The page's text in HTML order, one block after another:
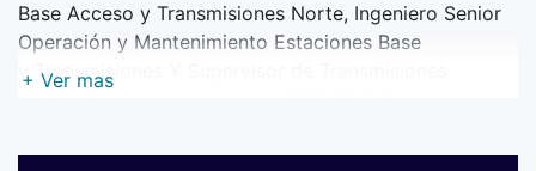
+ Ver mas
Base Acceso y Transmisiones Norte, Ingeniero Senior
Operación y Mantenimiento Estaciones Base
y Transmisiones Y Supervisor de Transmisiones
ELECTORAL, Totaltek S.A, Movistar (Otecel) e Imetel